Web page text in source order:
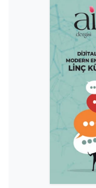
Sivas Müftülüğü
Şanlıurfa
Şırnak
Tekirdağ
Tokat Müftülüğü
Trabzon
Tunceli